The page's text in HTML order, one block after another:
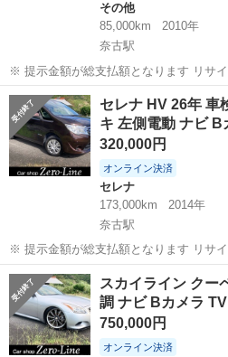
その他
85,000km
2010年
奈古駅
※ 提示金額が総支払額となります リサ
まず支払い能力がない、約束を守れない
らない質問、値引き交渉をされる方は
ださい。もしされた場合はブロッ...
山口 萩市 奈古駅 その他
セレナ HV 26年 車
キ 左側電動 ナビ
320,000円
オンライン決済
セレナ
173,000km
2014年
奈古駅
※ 提示金額が総支払額となります リサ
まず支払い能力がない、約束を守れない
らない質問、値引き交渉をされる方は
ださい。もしされた場合はブロッ...
山口 萩市 奈古駅 セレナ
スカイライン クー
調 ナビ Bカメラ
750,000円
オンライン決済